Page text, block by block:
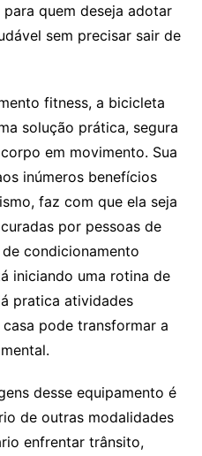
quem deseja adotar
sem precisar sair de
fitness, a bicicleta
solução prática, segura
em movimento. Sua
inúmeros benefícios
faz com que ela seja
por pessoas de
condicionamento
iniciando uma rotina de
pratica atividades
pode transformar a
desse equipamento é
de outras modalidades
enfrentar trânsito,